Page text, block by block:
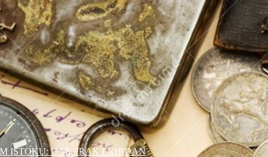
ISTOKU: UAE, IRAK I JORDAN